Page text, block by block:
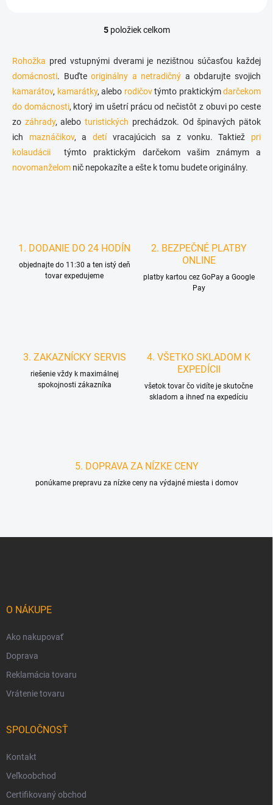
O
l
d
a
c
e
p
v
k
5položiek celkom
Rohožka pred vstupnými dverami je nezištnou súčasťou každej
domácnosti. Buďteoriginálny a netradičný a obdarujte svojich
kamarátov, kamarátky, alebo rodičovtýmto praktickýmdarčekom
do domácnosti, ktorý im ušetrí prácu od nečistôt z obuvi po ceste
zo záhrady, aleboturistických prechádzok. Od špinavých pätok
ich maznáčikov, a detívracajúcich sa z vonku. Taktiež pri
kolaudácii týmto praktickým darčekom vašim známym a
novomanželom nič nepokazíte a ešte k tomu budete originálny.
1. DODANIE DO 24 HODÍN
objednajte do 11:30 a ten istý deň
tovar expedujeme
2. BEZPEČNÉ PLATBY
ONLINE
platby kartou cez GoPay a Google
Pay
3. ZAKAZNÍCKY SERVIS
riešenie vždy k maximálnej
spokojnosti zákazníka
4. VŠETKO SKLADOM K
EXPEDÍCII
všetok tovar čo vidíte je skutočne
skladom a ihneď na expedíciu
5. DOPRAVA ZA NÍZKE CENY
ponúkame prepravu za nízke ceny na výdajné miesta i domov
O NÁKUPE
Ako nakupovať
Doprava
Reklamácia tovaru
Vrátenie tovaru
SPOLOČNOSŤ
Kontakt
Veľkoobchod
Certifikovaný obchod